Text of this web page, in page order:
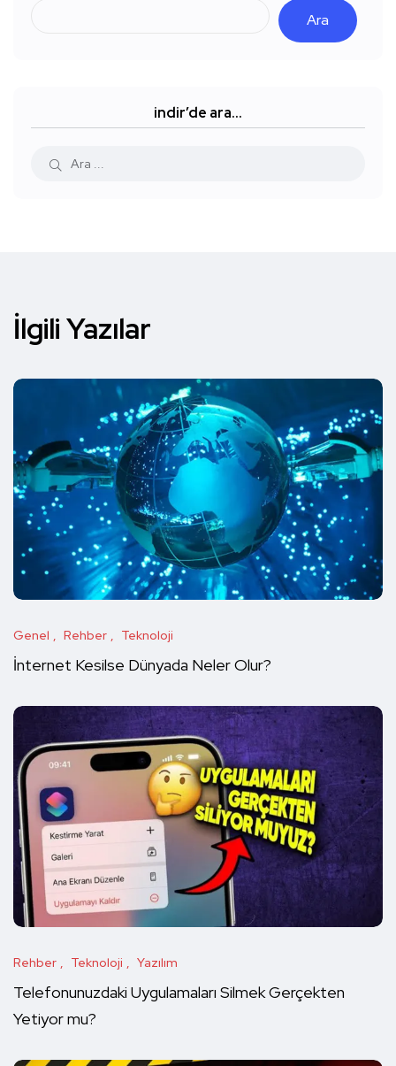
Ara
indir’de ara…
İlgili Yazılar
Genel Rehber Teknoloji
İnternet Kesilse Dünyada Neler Olur?
Rehber Teknoloji Yazılım
Telefonunuzdaki Uygulamaları Silmek Gerçekten
Yetiyor mu?